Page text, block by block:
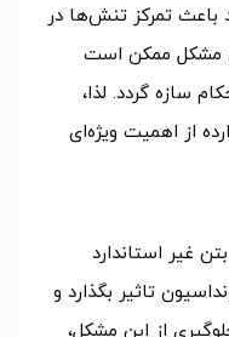
باعث تمرکز تنش‌ها در
مشکل ممکن است
سازه گردد. لذا،
از اهمیت ویژه‌ای
غیر استاندارد
تاثیر بگذارد و